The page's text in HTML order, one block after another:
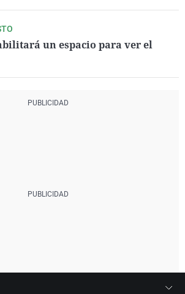
un espacio para ver el